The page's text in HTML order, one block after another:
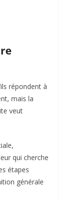
répondent à
mais la
veut
qui cherche
étapes
générale